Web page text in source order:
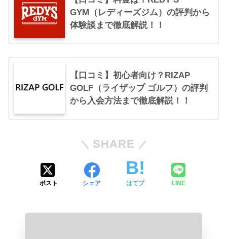
GYM（レディーズジム）の評判から
体験談まで徹底解説！！
【口コミ】初心者向け？RIZAP
GOLF（ライザップ ゴルフ）の評判
から入会方法まで徹底解説！！
SHARE
ポスト シェア はてブ LINE